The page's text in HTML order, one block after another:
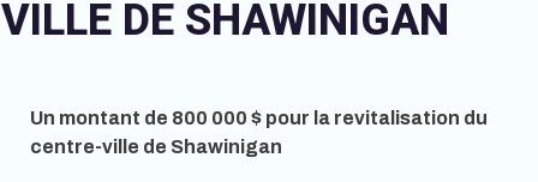
VILLE DE SHAWINIGAN
Un montant de 800 000 $ pour la revitalisation du
centre-ville de Shawinigan